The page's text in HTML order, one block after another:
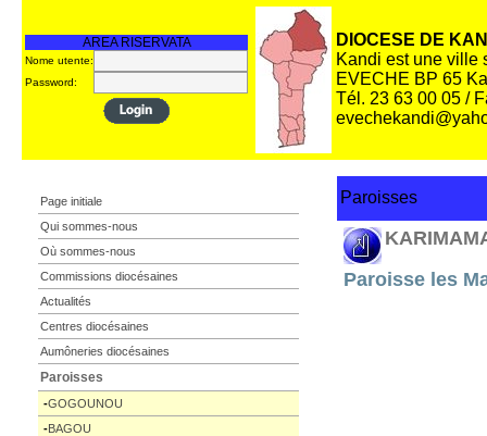
AREA RISERVATA
Nome utente:
Password:
DIOCESE DE
Kandi est une ville
EVECHE BP 65
Tél. 23 63 00 05 /
Page initiale
Qui sommes-nous
Où sommes-nous
Commissions diocésaines
Actualités
Centres diocésaines
Aumôneries diocésaines
Paroisses
-GOGOUNOU
-BAGOU
Paroisses
Paroisse les